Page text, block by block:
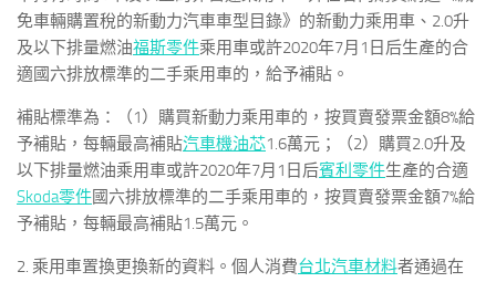
免車輛購置稅的新動力汽車車型目錄》的新動力乘用車、2.0升
及以下排量燃油福斯零件乘用車或許2020年7月1日后生產的合
適國六排放標準的二手乘用車的，給予補貼。
補貼標準為：（1）購買新動力乘用車的，按買賣發票金額8%給
予補貼，每輛最高補貼汽車機油芯1.6萬元；（2）購買2.0升及
以下排量燃油乘用車或許2020年7月1日后賓利零件生產的合適
Skoda零件國六排放標準的二手乘用車的，按買賣發票金額7%給
予補貼，每輛最高補貼1.5萬元。
2. 乘用車置換更換新的資料。個人消費台北汽車材料者通過在